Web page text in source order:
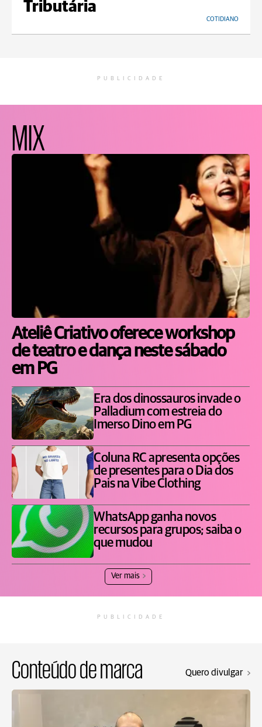
Tributária
COTIDIANO
PUBLICIDADE
MIX
Ateliê Criativo oferece workshop
de teatro e dança neste sábado
em PG
Era dos dinossauros invade o
Palladium com estreia do
Imerso Dino em PG
Coluna RC apresenta opções
de presentes para o Dia dos
Pais na Vibe Clothing
WhatsApp ganha novos
recursos para grupos; saiba o
que mudou
Ver mais
PUBLICIDADE
Conteúdo de marca Quero divulgar